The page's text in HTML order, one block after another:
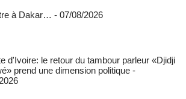
à Dakar… - 07/08/2026
d'Ivoire: le retour du tambour parleur «Djidji
prend une dimension politique -